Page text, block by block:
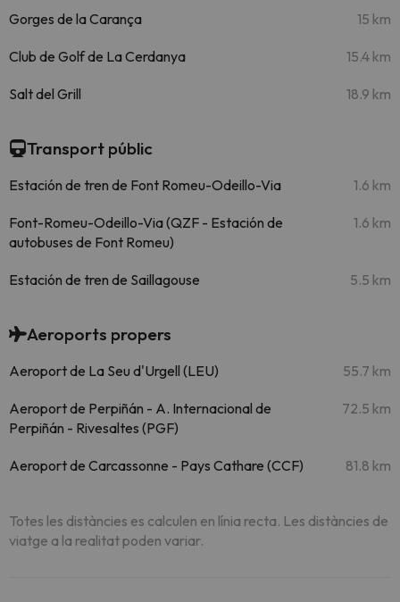
Gorges de la Carança 15 km
Club de Golf de La Cerdanya 15.4 km
Salt del Grill 18.9 km
Transport públic
Estación de tren de Font Romeu-Odeillo-Via 1.6 km
Font-Romeu-Odeillo-Via (QZF - Estación de
autobuses de Font Romeu)
1.6 km
Estación de tren de Saillagouse 5.5 km
Aeroports propers
Aeroport de La Seu d'Urgell (LEU) 55.7 km
Aeroport de Perpiñán - A. Internacional de
Perpiñán - Rivesaltes (PGF)
72.5 km
Aeroport de Carcassonne - Pays Cathare (CCF) 81.8 km
Totes les distàncies es calculen en línia recta. Les distàncies de
viatge a la realitat poden variar.